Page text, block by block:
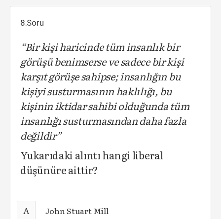
8.Soru
“Bir kişi haricinde tüm insanlık bir
görüşü benimserse ve sadece bir kişi
karşıt görüşe sahipse; insanlığın bu
kişiyi susturmasının haklılığı, bu
kişinin iktidar sahibi olduğunda tüm
insanlığı susturmasından daha fazla
değildir”
Yukarıdaki alıntı hangi liberal
düşünüre aittir?
A John Stuart Mill